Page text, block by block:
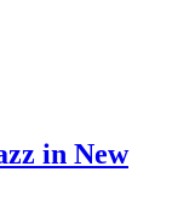
in New